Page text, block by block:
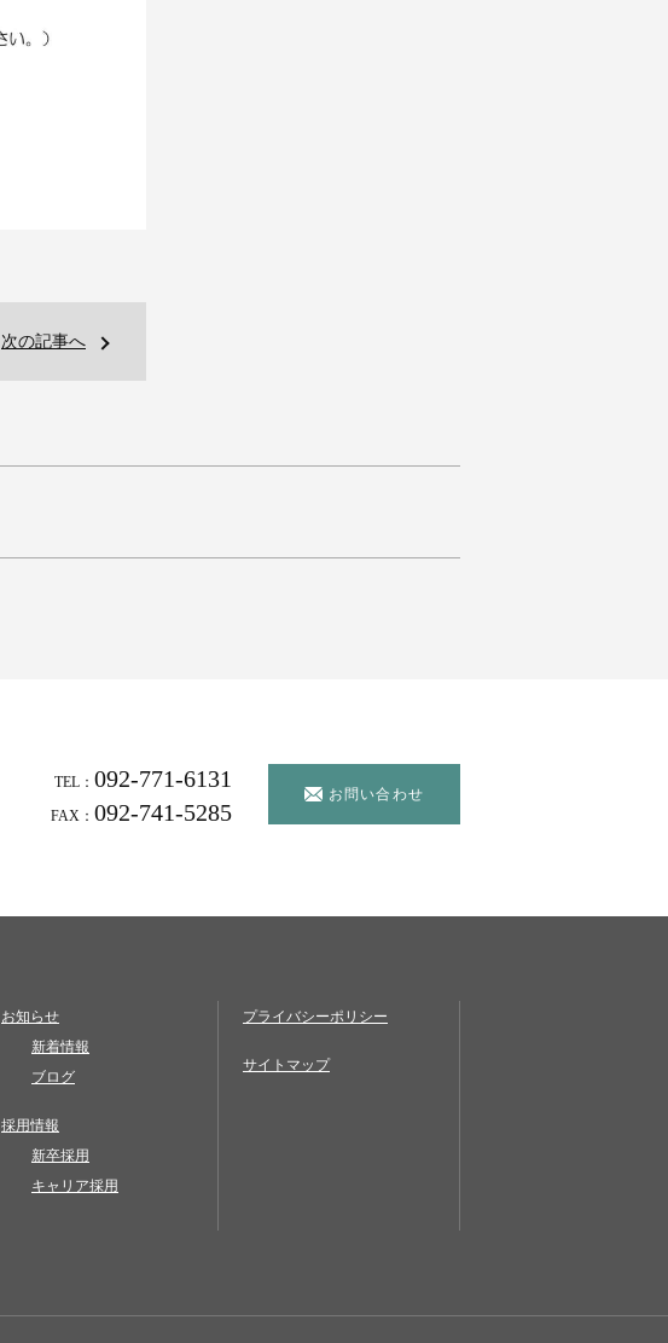
次の記事へ
TEL： 092-771-6131
FAX： 092-741-5285
お問い合わせ
お知らせ
新着情報
ブログ
採用情報
新卒採用
キャリア採用
プライバシーポリシー
サイトマップ